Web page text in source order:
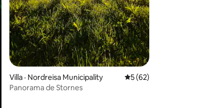
Villa · Nordreisa Municipality Note moyenne de 5
5 (62)
Panorama de Stornes